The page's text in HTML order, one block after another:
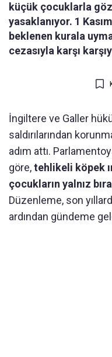
küçük çocuklarla
yasaklanıyor. 1
beklenen kurala
cezasıyla karşı
İngiltere ve Galler
saldırılarından
adım attı.
göre,tehlikeli köpek
çocukların yalnız
Düzenleme, son
ardından gündeme